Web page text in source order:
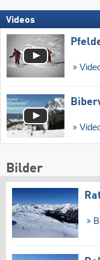
Videos
Bilder